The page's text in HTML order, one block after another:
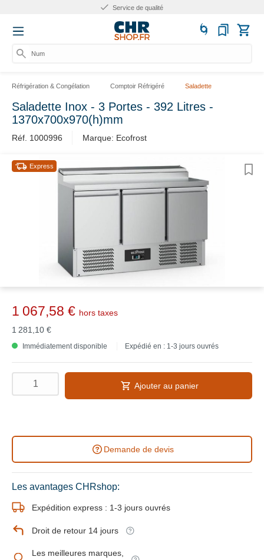
Service de qualité
Numér
Réfrigération & Congélation Comptoir Réfrigéré Saladette
Saladette Inox - 3 Portes - 392 Litres -
1370x700x970(h)mm
Réf. 1000996 Marque: Ecofrost
Express
1 067,58 € hors taxes
1 281,10 €
Immédiatement disponible Expédié en : 1-3 jours ouvrés
Ajouter au panier
Demande de devis
Les avantages CHRshop:
Expédition express : 1-3 jours ouvrés
Droit de retour 14 jours
Les meilleures marques,